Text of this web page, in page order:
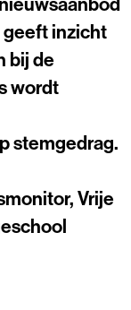
inzicht
bij de
wordt
stemgedrag.
Vrije